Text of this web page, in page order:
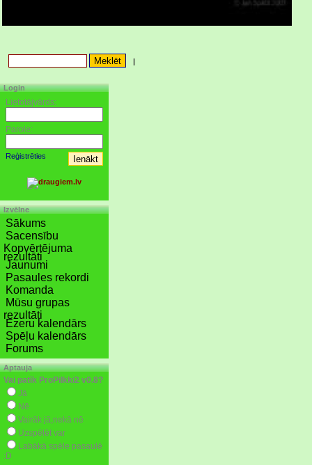
|
Login
Lietotājvārds:
Parole:
Reģistrēties
Izvēlne
Sākums
Sacensību
Kopvērtējuma
rezultāti
Jaunumi
Pasaules rekordi
Komanda
Mūsu grupas
rezultāti
Ezeru kalendārs
Spēļu kalendārs
Forums
Aptauja
Vai patīk ProPilkki2 v0.8?
Jā
Nē
Vairāk jā,nekā nē
Uzspēlēt var
Labākā spēle pasaulē
:D